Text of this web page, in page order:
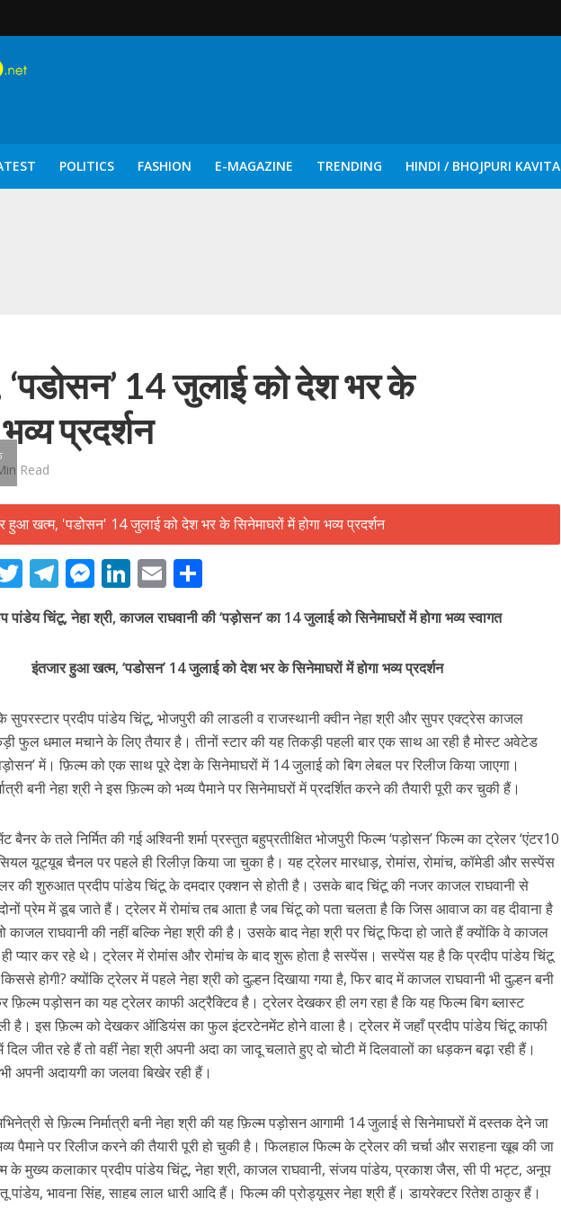
POLITICS FASHION E-MAGAZINE TRENDING HINDI / BHOJPURI KAVITA
शिवानी सिंह का नया बोलबम गीत तोहरे के मांगिला जानु हुआ रिलीज, दर्शकों का मिल रहा भरपूर प्यार
वर्ल्डवाइड रिकॉर्ड्स भोजपुरी का नया धमाकेदार गाना जल्द, दुबई की खूबसूरत लोकेशन्स पर हो रही है शूटिंग
पवन सिंह का बॉलीवुड में महाधमाका, ‘सिर्फ आपके’ की शूटिंग लखनऊ और भोपाल में हुई पूरी”
14 जुलाई को देश भर के
प्रदर्शन
Read
T
w
itt
er
T
el
e
gr
a
m
M
e
ss
e
g
er
Li
k
e
n
E
m
ai
l
h
ar
e
पांडेय चिंटू, नेहा श्री, काजल राघवानी की ‘पड़ोसन’ का 14 जुलाई को सिनेमाघरों में होगा भव्य स्वागत
इंतजार हुआ खत्म, ‘पडोसन’ 14 जुलाई को देश भर के सिनेमाघरों में होगा भव्य प्रदर्शन
सुपरस्टार प्रदीप पांडेय चिंटू, भोजपुरी की लाडली व राजस्थानी क्वीन नेहा श्री और सुपर एक्ट्रेस काजल
फुल धमाल मचाने के लिए तैयार है। तीनों स्टार की यह तिकड़ी पहली बार एक साथ आ रही है मोस्ट अवेटेड
में। फ़िल्म को एक साथ पूरे देश के सिनेमाघरों में 14 जुलाई को बिग लेबल पर रिलीज किया जाएगा।
बनी नेहा श्री ने इस फ़िल्म को भव्य पैमाने पर सिनेमाघरों में प्रदर्शित करने की तैयारी पूरी कर चुकी हैं।
बैनर के तले निर्मित की गई अश्विनी शर्मा प्रस्तुत बहुप्रतीक्षित भोजपुरी फिल्म ‘पड़ोसन’ फिल्म का ट्रेलर ‘एंटर10
यूट्यूब चैनल पर पहले ही रिलीज़ किया जा चुका है। यह ट्रेलर मारधाड़, रोमांस, रोमांच, कॉमेडी और सस्पेंस
की शुरुआत प्रदीप पांडेय चिंटू के दमदार एक्शन से होती है। उसके बाद चिंटू की नजर काजल राघवानी से
प्रेम में डूब जाते हैं। ट्रेलर में रोमांच तब आता है जब चिंटू को पता चलता है कि जिस आवाज का वह दीवाना है
काजल राघवानी की नहीं बल्कि नेहा श्री की है। उसके बाद नेहा श्री पर चिंटू फिदा हो जाते हैं क्योंकि वे काजल
प्यार कर रहे थे। ट्रेलर में रोमांस और रोमांच के बाद शुरू होता है सस्पेंस। सस्पेंस यह है कि प्रदीप पांडेय चिंटू
होगी? क्योंकि ट्रेलर में पहले नेहा श्री को दुल्हन दिखाया गया है, फिर बाद में काजल राघवानी भी दुल्हन बनी
पड़ोसन का यह ट्रेलर काफी अट्रैक्टिव है। ट्रेलर देखकर ही लग रहा है कि यह फिल्म बिग ब्लास्ट
है। इस फ़िल्म को देखकर ऑडियंस का फुल इंटरटेनमेंट होने वाला है। ट्रेलर में जहाँ प्रदीप पांडेय चिंटू काफी
जीत रहे हैं तो वहीं नेहा श्री अपनी अदा का जादू चलाते हुए दो चोटी में दिलवालों का धड़कन बढ़ा रही हैं।
अपनी अदायगी का जलवा बिखेर रही हैं।
से फ़िल्म निर्मात्री बनी नेहा श्री की यह फ़िल्म पड़ोसन आगामी 14 जुलाई से सिनेमाघरों में दस्तक देने जा
पैमाने पर रिलीज करने की तैयारी पूरी हो चुकी है। फिलहाल फिल्म के ट्रेलर की चर्चा और सराहना खूब की जा
के मुख्य कलाकार प्रदीप पांडेय चिंटू, नेहा श्री, काजल राघवानी, संजय पांडेय, प्रकाश जैस, सी पी भट्ट, अनूप
पांडेय, भावना सिंह, साहब लाल धारी आदि हैं। फिल्म की प्रोड्यूसर नेहा श्री हैं। डायरेक्टर रितेश ठाकुर हैं।